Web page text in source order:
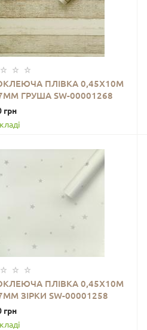
ПЛІВКА 0,45Х10М
ГРУША SW-00001268
грн
ДО КОШИКА
ПЛІВКА 0,45Х10М
ЗІРКИ SW-00001258
грн
ДО КОШИКА